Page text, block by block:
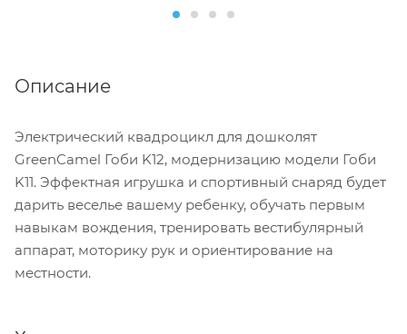
Описание
Электрический квадроцикл для дошколят
GreenCamel Гоби K12, модернизацию модели Гоби
K11. Эффектная игрушка и спортивный снаряд будет
дарить веселье вашему ребенку, обучать первым
навыкам вождения, тренировать вестибулярный
аппарат, моторику рук и ориентирование на
местности.